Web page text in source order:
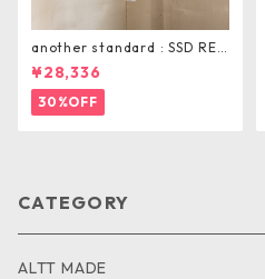
another standard : SSD REL
AX TAPERD PANTS
¥28,336
30%OFF
CATEGORY
ALTT MADE